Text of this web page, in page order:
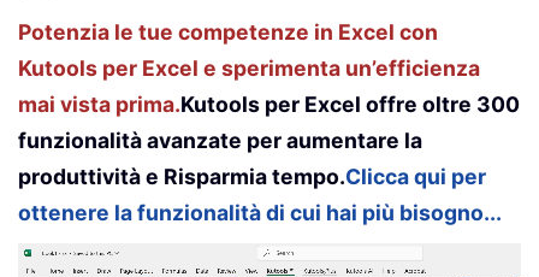
Potenzia le tue competenze in Excel con
Kutools per Excel e sperimenta un’efficienza
mai vista prima.Kutools per Excel offre oltre 300
funzionalità avanzate per aumentare la
produttività e Risparmia tempo.Clicca qui per
ottenere la funzionalità di cui hai più bisogno...